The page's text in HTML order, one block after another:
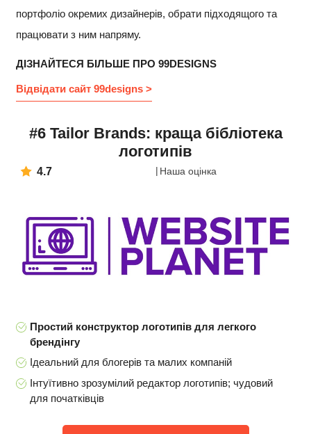
портфоліо окремих дизайнерів, обрати підходящого та
працювати з ним напряму.
ДІЗНАЙТЕСЯ БІЛЬШЕ ПРО 99DESIGNS
Відвідати сайт 99designs >
#6 Tailor Brands: краща бібліотека
логотипів
4.7 Наша оцінка
Простий конструктор логотипів для легкого
брендінгу
Ідеальний для блогерів та малих компаній
Інтуїтивно зрозумілий редактор логотипів; чудовий
для початківців